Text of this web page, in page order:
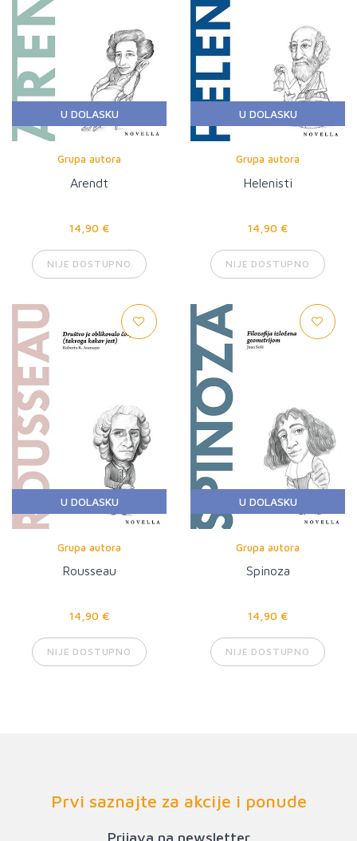
U DOLASKU
Grupa autora
Arendt
14,90 €
NIJE DOSTUPNO
U DOLASKU
Grupa autora
Helenisti
14,90 €
NIJE DOSTUPNO
U DOLASKU
Grupa autora
Rousseau
14,90 €
NIJE DOSTUPNO
U DOLASKU
Grupa autora
Spinoza
14,90 €
NIJE DOSTUPNO
Prvi saznajte za akcije i ponude
Prijava na newsletter